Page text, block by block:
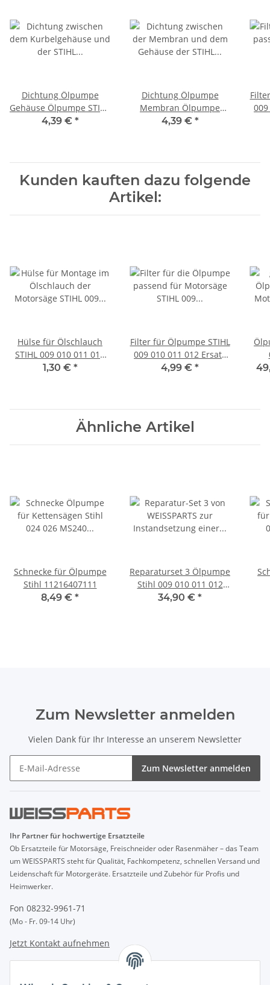
Dichtung Ölpumpe
Gehäuse Ölpumpe STIHL
009 010 011 012
4,39 € *
Dichtung Ölpumpe
Membran Ölpumpe
STIHL 009 010 011 012
4,39 € *
Kunden kauften dazu folgende
Artikel:
Hülse für Ölschlauch
STIHL 009 010 011 012
Motorsäge Kettensäge
1,30 € *
Filter für Ölpumpe STIHL
009 010 011 012 Ersatz
Ölfilter
4,99 € *
Ähnliche Artikel
Schnecke für Ölpumpe
Stihl 11216407111
8,49 € *
Reparaturset 3 Ölpumpe
Stihl 009 010 011 012
Membran Dichtung
34,90 € *
Zum Newsletter anmelden
Vielen Dank für Ihr Interesse an unserem Newsletter
Zum Newsletter anmelden
Ihr Partner für hochwertige Ersatzteile
Ob Ersatzteile für Motorsäge, Freischneider oder Rasenmäher – das Team
um WEISSPARTS steht für Qualität, Fachkompetenz, schnellen Versand und
Leidenschaft für Motorgeräte. Ersatzteile und Zubehör für Profis und
Heimwerker.
Fon 08232-9961-71
(Mo - Fr. 09-14 Uhr)
Jetzt Kontakt aufnehmen